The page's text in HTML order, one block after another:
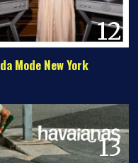
12
Mode New York
13